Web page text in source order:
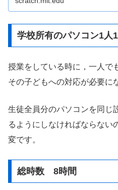
学校所有のパソコン1人
授業をしている時に，一人で
その子どもへの対応が必要に
生徒全員分のパソコンを同じ
るようにしなければならない
変です。
総時数 8時間